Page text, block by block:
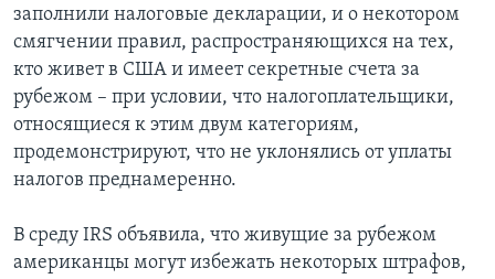
заполнили налоговые декларации, и о некотором
смягчении правил, распространяющихся на тех,
кто живет в США и имеет секретные счета за
рубежом – при условии, что налогоплательщики,
относящиеся к этим двум категориям,
продемонстрируют, что не уклонялись от уплаты
налогов преднамеренно.
В среду IRS объявила, что живущие за рубежом
американцы могут избежать некоторых штрафов,